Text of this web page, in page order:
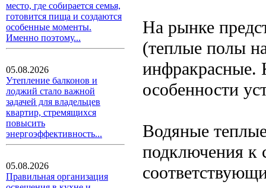
место, где собирается семья,
готовится пища и создаются
особенные моменты.
Именно поэтому...
05.08.2026
Утепление балконов и
лоджий стало важной
задачей для владельцев
квартир, стремящихся
повысить
энергоэффективность...
05.08.2026
Правильная организация
На рынке
(теплые полы
инфракрасные.
особенности
Водяные
подключения к